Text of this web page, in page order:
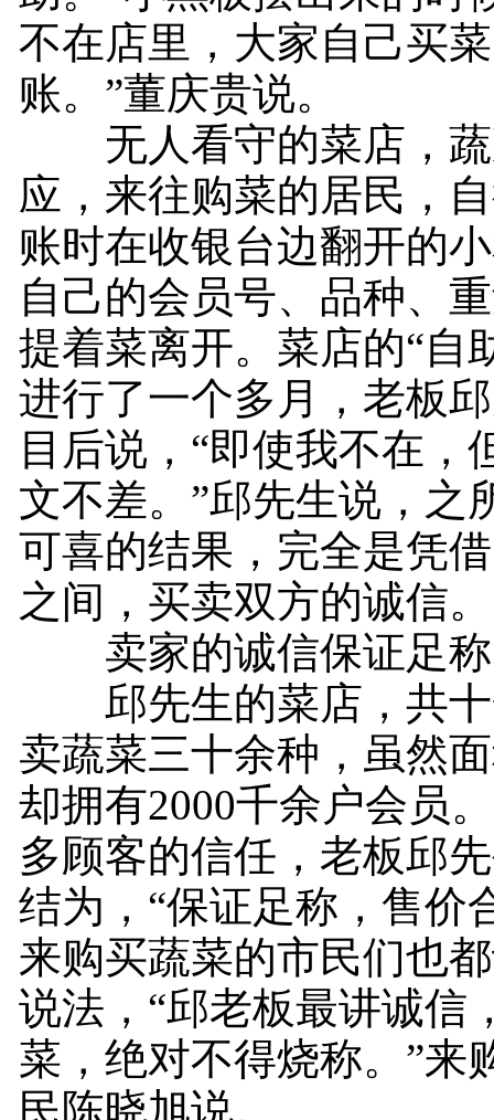
不在店里，大家自己买
账。”董庆贵说。
无人看守的菜店，蔬
应，来往购菜的居民，
账时在收银台边翻开的
自己的会员号、品种、
提着菜离开。菜店的“自
进行了一个多月，老板
目后说，“即使我不在，
文不差。”邱先生说，之
可喜的结果，完全是凭
之间，买卖双方的诚信。
卖家的诚信保证足称
邱先生的菜店，共十
卖蔬菜三十余种，虽然
却拥有2000千余户会员
多顾客的信任，老板邱
结为，“保证足称，售价
来购买蔬菜的市民们也
说法，“邱老板最讲诚信
菜，绝对不得烧称。”来
民陈晓旭说。